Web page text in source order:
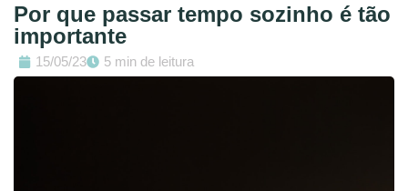
Por que passar tempo sozinho é tão
importante
15/05/23 5 min de leitura